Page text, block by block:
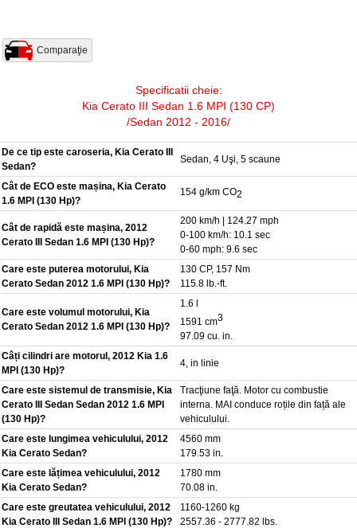
Comparaţie
Specificatii cheie:
Kia Cerato III Sedan 1.6 MPI (130 CP)
/Sedan 2012 - 2016/
De ce tip este caroseria, Kia Cerato III
Sedan?
Sedan, 4 Uşi, 5 scaune
Cât de ECO este mașina, Kia Cerato
1.6 MPI (130 Hp)?
154 g/km CO2
Cât de rapidă este mașina, 2012
Cerato III Sedan 1.6 MPI (130 Hp)?
200 km/h | 124.27 mph
0-100 km/h: 10.1 sec
0-60 mph: 9.6 sec
Care este puterea motorului, Kia
Cerato Sedan 2012 1.6 MPI (130 Hp)?
130 CP, 157 Nm
115.8 lb.-ft.
Care este volumul motorului, Kia
Cerato Sedan 2012 1.6 MPI (130 Hp)?
1.6 l
1591 cm3
97.09 cu. in.
Câți cilindri are motorul, 2012 Kia 1.6
MPI (130 Hp)?
4, in linie
Care este sistemul de transmisie, Kia
Cerato III Sedan Sedan 2012 1.6 MPI
(130 Hp)?
Tracţiune faţă. Motor cu combustie
interna. MAI conduce roțile din față ale
vehiculului.
Care este lungimea vehiculului, 2012
Kia Cerato Sedan?
4560 mm
179.53 in.
Care este lățimea vehiculului, 2012
Kia Cerato Sedan?
1780 mm
70.08 in.
Care este greutatea vehiculului, 2012
Kia Cerato III Sedan 1.6 MPI (130 Hp)?
1160-1260 kg
2557.36 - 2777.82 lbs.